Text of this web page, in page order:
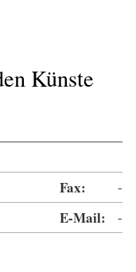
Künste
Fax: -
E-Mail: -